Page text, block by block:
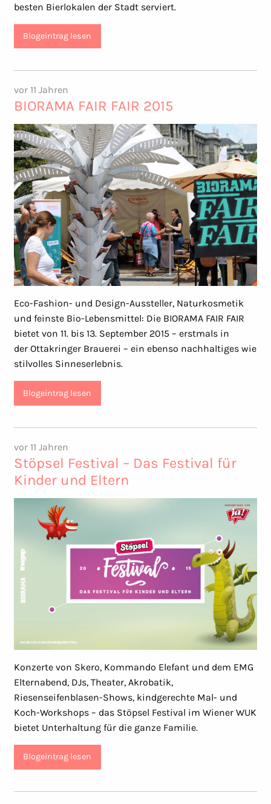
besten Bierlokalen der Stadt serviert.
Blogeintrag lesen
vor 11 Jahren
BIORAMA FAIR FAIR 2015
Eco-Fashion- und Design-Aussteller, Naturkosmetik
und feinste Bio-Lebensmittel: Die BIORAMA FAIR FAIR
bietet von 11. bis 13. September 2015 – erstmals in
der Ottakringer Brauerei – ein ebenso nachhaltiges wie
stilvolles Sinneserlebnis.
Blogeintrag lesen
vor 11 Jahren
Stöpsel Festival – Das Festival für
Kinder und Eltern
Konzerte von Skero, Kommando Elefant und dem EMG
Elternabend, DJs, Theater, Akrobatik,
Riesenseifenblasen-Shows, kindgerechte Mal- und
Koch-Workshops – das Stöpsel Festival im Wiener WUK
bietet Unterhaltung für die ganze Familie.
Blogeintrag lesen